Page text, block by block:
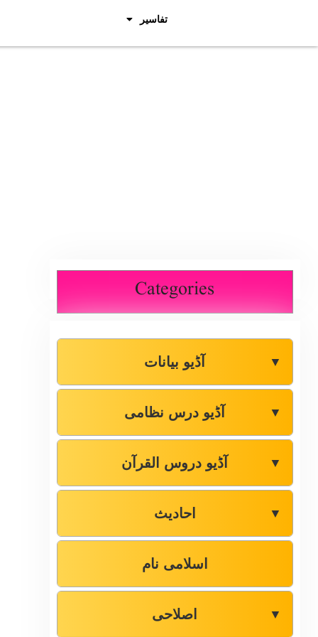
تفاسیر
Categories
آڈیو بیانات ▼
آڈیو درس نظامی ▼
آڈیو دروس القرآن ▼
احادیث ▼
اسلامی نام
اصلاحی ▼